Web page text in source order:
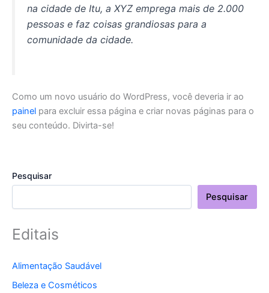
na cidade de Itu, a XYZ emprega mais de 2.000
pessoas e faz coisas grandiosas para a
comunidade da cidade.
Como um novo usuário do WordPress, você deveria ir ao
painel para excluir essa página e criar novas páginas para o
seu conteúdo. Divirta-se!
Pesquisar
Pesquisar
Editais
Alimentação Saudável
Beleza e Cosméticos